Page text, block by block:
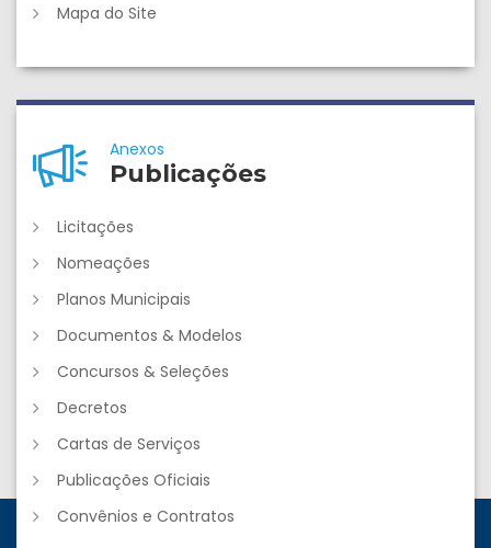
Mapa do Site
Anexos
Publicações
Licitações
Nomeações
Planos Municipais
Documentos & Modelos
Concursos & Seleções
Decretos
Cartas de Serviços
Publicações Oficiais
Convênios e Contratos